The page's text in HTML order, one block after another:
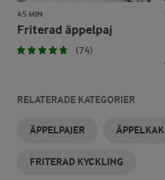
45 MIN
Friterad äppelpaj
(74)
RELATERADE KATEGORIER
ÄPPELPAJER
FRITERAD KYCKLING